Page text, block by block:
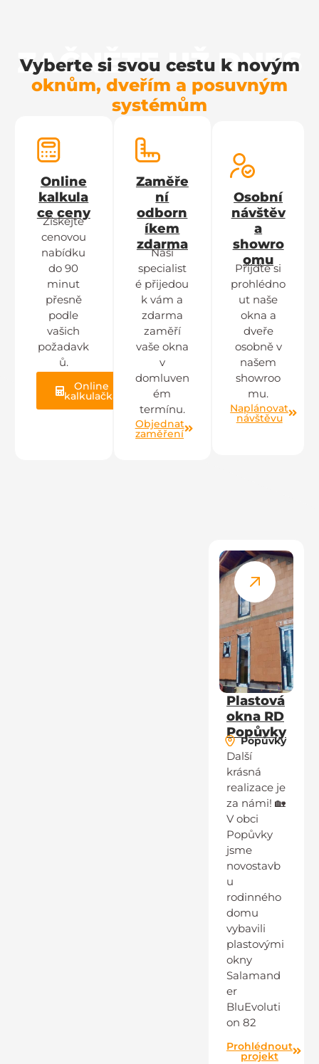
ZAČNĚTE UŽ DNES
Vyberte si svou cestu k novým
oknům, dveřím a posuvným
systémům
Online
kalkula
ce ceny
Získejte
cenovou
nabídku
do 90
minut
přesně
podle
vašich
požadavk
ů.
Online
kalkulačka
Zaměře
ní
odborn
íkem
zdarma
Naši
specialist
é přijedou
k vám a
zdarma
zaměří
vaše okna
v
domluven
ém
termínu.
Objednat
zaměření
Osobní
návštěv
a
showro
omu
Přijďte si
prohlédno
ut naše
okna a
dveře
osobně v
našem
showroo
mu.
Naplánovat
návštěvu
Plastová
okna RD
Popůvky
Popůvky
Další
krásná
realizace je
za námi! 🏡
V obci
Popůvky
jsme
novostavb
u
rodinného
domu
vybavili
plastovými
okny
Salamand
er
BluEvoluti
on 82
Prohlédnout
projekt